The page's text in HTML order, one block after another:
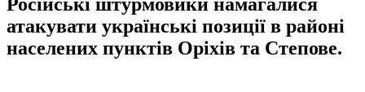
атакувати українські позиції в районі
населених пунктів Оріхів та Степове.